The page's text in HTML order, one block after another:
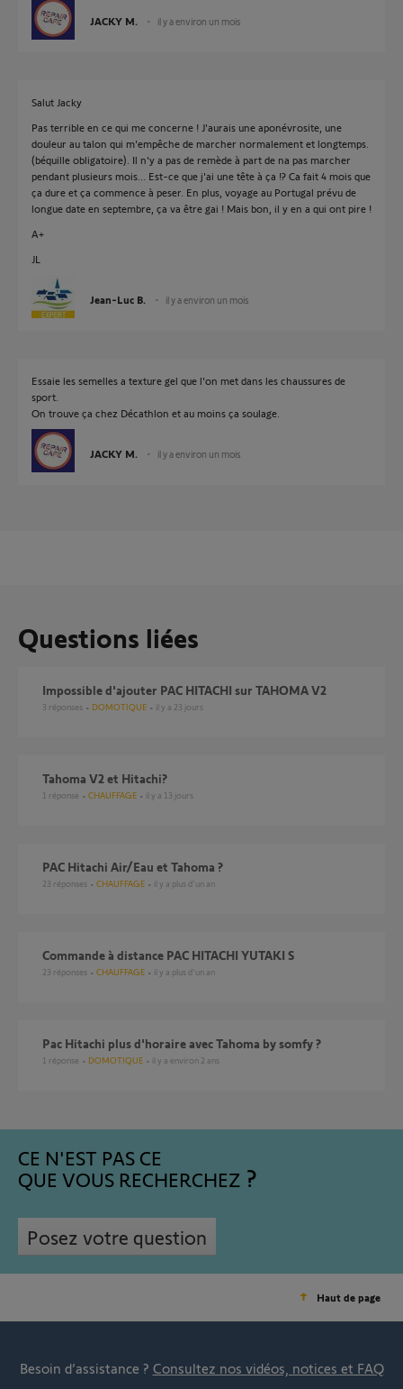
JACKY M. il y a environ un mois
Salut Jacky
Pas terrible en ce qui me concerne ! J'aurais une aponévrosite, une
douleur au talon qui m'empêche de marcher normalement et longtemps.
(béquille obligatoire). Il n'y a pas de remède à part de na pas marcher
pendant plusieurs mois... Est-ce que j'ai une tête à ça !? Ca fait 4 mois que
ça dure et ça commence à peser. En plus, voyage au Portugal prévu de
longue date en septembre, ça va être gai ! Mais bon, il y en a qui ont pire !
A+
JL
Jean-Luc B. il y a environ un mois
Essaie les semelles a texture gel que l'on met dans les chaussures de
sport.
On trouve ça chez Décathlon et au moins ça soulage.
JACKY M. il y a environ un mois
Questions liées
Impossible d'ajouter PAC HITACHI sur TAHOMA V2
3 réponses DOMOTIQUE il y a 23 jours
Tahoma V2 et Hitachi?
1 réponse CHAUFFAGE il y a 13 jours
PAC Hitachi Air/Eau et Tahoma ?
23 réponses CHAUFFAGE il y a plus d'un an
Commande à distance PAC HITACHI YUTAKI S
23 réponses CHAUFFAGE il y a plus d'un an
Pac Hitachi plus d'horaire avec Tahoma by somfy ?
1 réponse DOMOTIQUE il y a environ 2 ans
CE N'EST PAS CE
QUE VOUS RECHERCHEZ
Posez votre question
Haut de page
Besoin d’assistance ? Consultez nos vidéos, notices et FAQ